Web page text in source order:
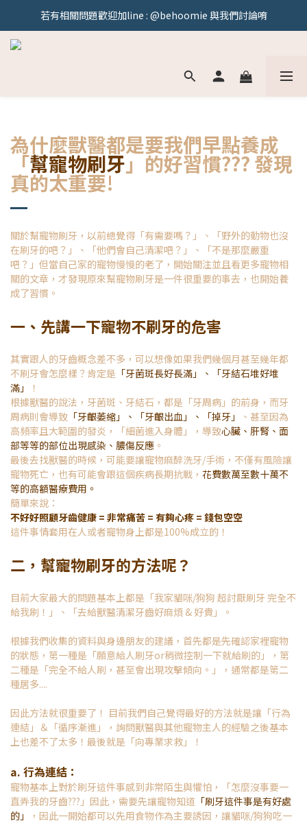
官網持續更新中！敬請期待！
若有相關問題歡迎加line : @behoomie 與我們討論唷
為什麼獸醫都是要我們早點養成
「幫寵物刷牙」的好習慣??? 發現
真的太重要!
關於幫寵物刷牙，以前總覺得「有需要嗎？」、「野外的動物也沒
在刷牙的吧？」、「他們會自己清潔吧？」、「不是那麼嚴重
吧？」但當自己家的寵物慢慢的老了，開始關注並且看更多寵物相
關的文章，才發現原來幫寵物刷牙是一件很重要的事去，也開始養
成了習慣。
一、先講一下寵物不刷牙的危害
其實跟人的牙齒概念差不多，可以想像如果我們幾個月甚至幾年都
不刷牙會怎麼樣？肯定是 「牙菌斑長好長滿」、「牙結石堆好堆
滿」
！
根據獸醫的說法，牙菌斑、牙結石，都是「牙周病」的前身，而牙
周病則會導致 「牙齦萎縮」、「牙齦出血」、「掉牙」
、甚至因為
高頻率且大範圍的發炎，「細菌進入身體」，導致心臟、肝腎、面
部等等的部位出現感染、膿傷反應 。
最後去找獸醫的時候，可能要讓寵物麻醉洗牙/手術，不僅有風險讓
寵物死亡，也有可能會跟這個疾病長期抗戰， 花費數萬至數十萬不
等的高額醫療費用。
簡單來說：
不好好照顧牙齒健康 = 非常痛苦 = 有夠心疼 = 錢包空空
這件事情套用在人或者寵物身上都是100%成立的！
二，幫寵物刷牙的方法呢？
目前大家最大的問題基本上都是「我家貓咪/狗狗 超討厭刷牙 完全不
給我刷！」、「去給獸醫清潔牙齒好麻煩 & 好貴」。
根據我們收集的資料與身邊朋友的建議，首先都是先確認家裡寵物
的狀態，第一種是「願意給人刷牙or稍微控制一下就給刷的」，第
二種是「完全不給人刷，甚至會出現攻擊傾向。」，通常都是第二
種居多....
因此方法就很重要了！ 目前我們自己覺得最好的方法就是讓「行為
連結」＆「循序漸進」，詢問獸醫與其他寵物主人的經驗之後基本
上也差不了太多！最後就是「向專業求救」！
a. 行為連結：
寵物基本上對於刷牙這件事感到非常陌生與懼怕，「怎麼沒事要一
直弄我的牙齒???」因此，需要先讓寵物知道 「刷牙這件事是有好處
的」
，因此一開始都可以先用食物作為主要誘因，讓貓咪/狗狗吃一